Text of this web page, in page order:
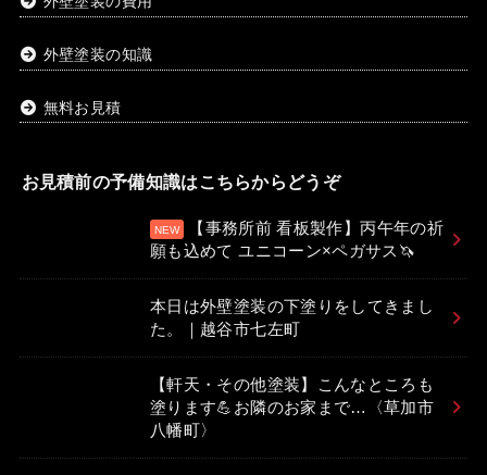
外壁塗装の知識
無料お見積
お見積前の予備知識はこちらからどうぞ
【事務所前 看板製作】丙午年の祈
願も込めて ユニコーン×ペガサス🦄
本日は外壁塗装の下塗りをしてきまし
た。｜越谷市七左町
【軒天・その他塗装】こんなところも
塗ります💪お隣のお家まで…〈草加市
八幡町〉